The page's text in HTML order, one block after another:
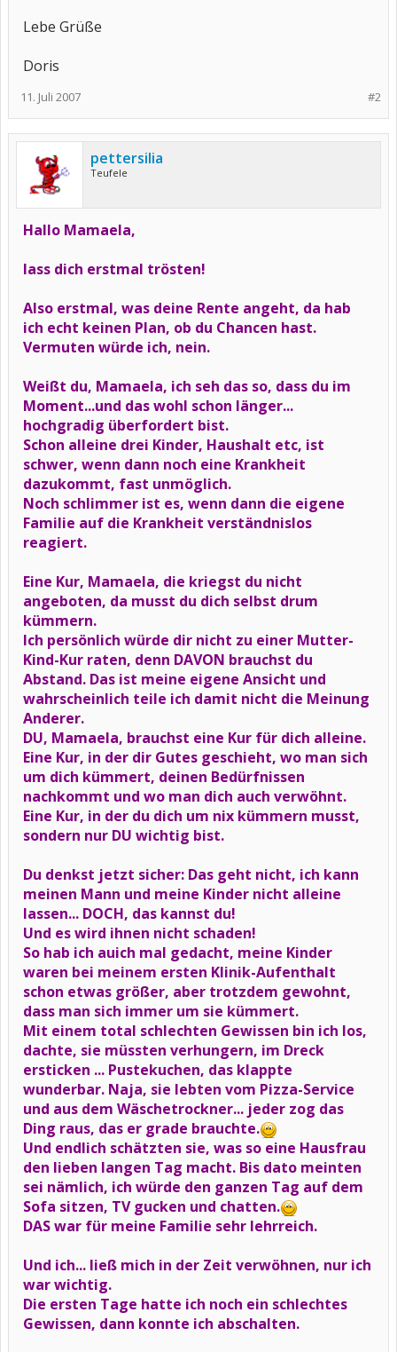
Lebe Grüße
Doris
#2
11. Juli 2007
pettersilia
Teufele
Hallo Mamaela,
lass dich erstmal trösten!
Also erstmal, was deine Rente angeht, da hab
ich echt keinen Plan, ob du Chancen hast.
Vermuten würde ich, nein.
Weißt du, Mamaela, ich seh das so, dass du im
Moment...und das wohl schon länger...
hochgradig überfordert bist.
Schon alleine drei Kinder, Haushalt etc, ist
schwer, wenn dann noch eine Krankheit
dazukommt, fast unmöglich.
Noch schlimmer ist es, wenn dann die eigene
Familie auf die Krankheit verständnislos
reagiert.
Eine Kur, Mamaela, die kriegst du nicht
angeboten, da musst du dich selbst drum
kümmern.
Ich persönlich würde dir nicht zu einer Mutter-
Kind-Kur raten, denn DAVON brauchst du
Abstand. Das ist meine eigene Ansicht und
wahrscheinlich teile ich damit nicht die Meinung
Anderer.
DU, Mamaela, brauchst eine Kur für dich alleine.
Eine Kur, in der dir Gutes geschieht, wo man sich
um dich kümmert, deinen Bedürfnissen
nachkommt und wo man dich auch verwöhnt.
Eine Kur, in der du dich um nix kümmern musst,
sondern nur DU wichtig bist.
Du denkst jetzt sicher: Das geht nicht, ich kann
meinen Mann und meine Kinder nicht alleine
lassen... DOCH, das kannst du!
Und es wird ihnen nicht schaden!
So hab ich auich mal gedacht, meine Kinder
waren bei meinem ersten Klinik-Aufenthalt
schon etwas größer, aber trotzdem gewohnt,
dass man sich immer um sie kümmert.
Mit einem total schlechten Gewissen bin ich los,
dachte, sie müssten verhungern, im Dreck
ersticken ... Pustekuchen, das klappte
wunderbar. Naja, sie lebten vom Pizza-Service
und aus dem Wäschetrockner... jeder zog das
Ding raus, das er grade brauchte.
Und endlich schätzten sie, was so eine Hausfrau
den lieben langen Tag macht. Bis dato meinten
sei nämlich, ich würde den ganzen Tag auf dem
Sofa sitzen, TV gucken und chatten.
DAS war für meine Familie sehr lehrreich.
Und ich... ließ mich in der Zeit verwöhnen, nur ich
war wichtig.
Die ersten Tage hatte ich noch ein schlechtes
Gewissen, dann konnte ich abschalten.